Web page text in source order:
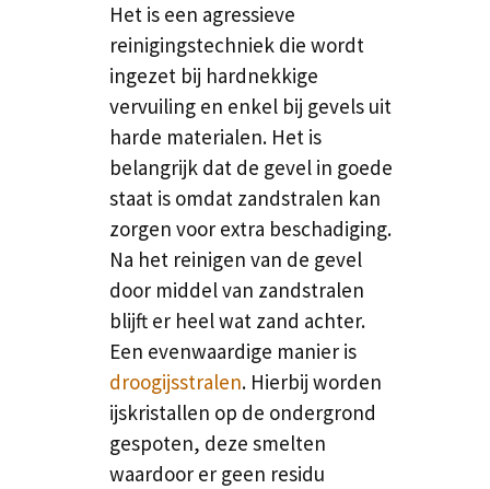
Het is een agressieve
reinigingstechniek die wordt
ingezet bij hardnekkige
vervuiling en enkel bij gevels uit
harde materialen. Het is
belangrijk dat de gevel in goede
staat is omdat zandstralen kan
zorgen voor extra beschadiging.
Na het reinigen van de gevel
door middel van zandstralen
blijft er heel wat zand achter.
Een evenwaardige manier is
droogijsstralen. Hierbij worden
ijskristallen op de ondergrond
gespoten, deze smelten
waardoor er geen residu